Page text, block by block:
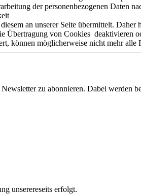
der personenbezogenen Daten
an unserer Seite übermittelt.
von Cookies deaktivieren
können möglicherweise nicht mehr
zu abonnieren. Dabei werden
unserereseits erfolgt.